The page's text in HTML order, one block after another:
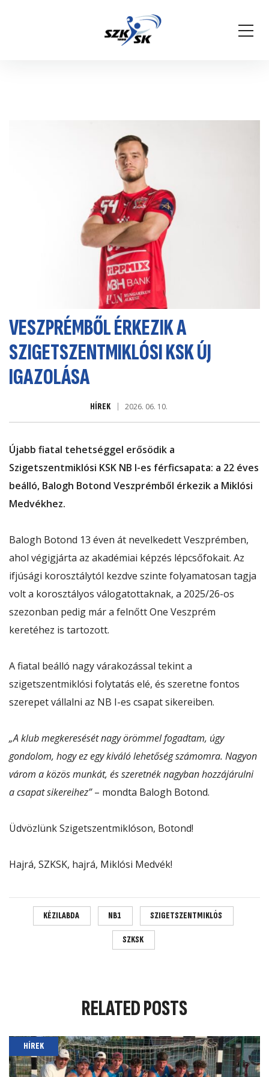
VESZPRÉMBŐL ÉRKEZIK A
SZIGETSZENTMIKLÓSI KSK ÚJ
IGAZOLÁSA
HÍREK 2026. 06. 10.
Újabb fiatal tehetséggel erősödik a
Szigetszentmiklósi KSK NB I-es férficsapata: a 22 éves
beálló, Balogh Botond Veszprémből érkezik a Miklósi
Medvékhez.
Balogh Botond 13 éven át nevelkedett Veszprémben,
ahol végigjárta az akadémiai képzés lépcsőfokait. Az
ifjúsági korosztálytól kezdve szinte folyamatosan tagja
volt a korosztályos válogatottaknak, a 2025/26-os
szezonban pedig már a felnőtt One Veszprém
keretéhez is tartozott.
A fiatal beálló nagy várakozással tekint a
szigetszentmiklósi folytatás elé, és szeretne fontos
szerepet vállalni az NB I-es csapat sikereiben.
„A klub megkeresését nagy örömmel fogadtam, úgy
gondolom, hogy ez egy kiváló lehetőség számomra. Nagyon
várom a közös munkát, és szeretnék nagyban hozzájárulni
a csapat sikereihez”– mondta Balogh Botond.
Üdvözlünk Szigetszentmiklóson, Botond!
Hajrá, SZKSK, hajrá, Miklósi Medvék!
KÉZILABDA NB1 SZIGETSZENTMIKLÓS
SZKSK
RELATEDPOSTS
HÍREK